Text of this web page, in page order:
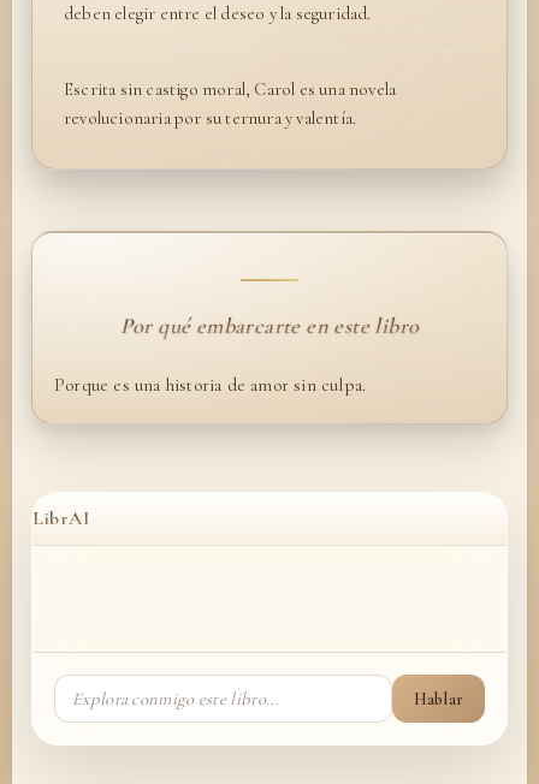
deben elegir entre el deseo y la seguridad.
Escrita sin castigo moral, Carol es una novela
revolucionaria por su ternura y valentía.
Por qué embarcarte en este libro
Porque es una historia de amor sin culpa.
LibrAI
Hablar